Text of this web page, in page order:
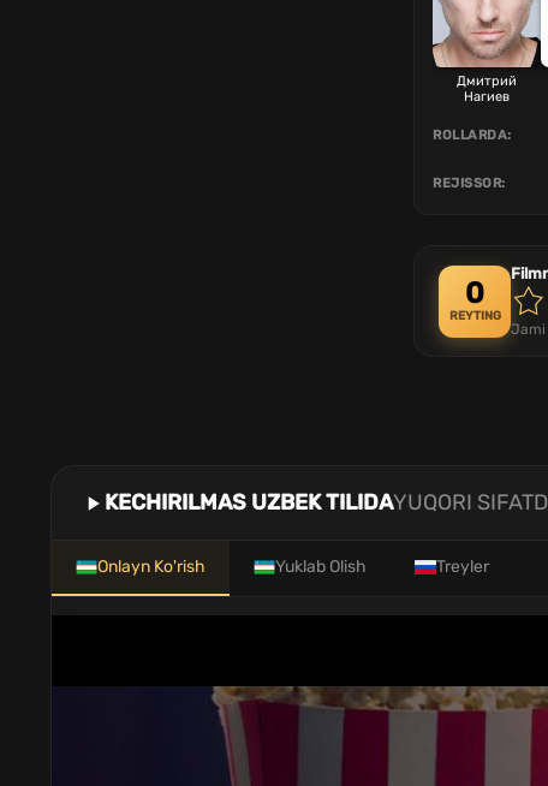
Дмитрий
Нагиев
ROLLARDA:
REJISSOR:
0
REYTING
Jami
KECHIRILMAS UZBEK TILIDAYUQORI
Onlayn Ko'rish Yuklab Olish Treyler